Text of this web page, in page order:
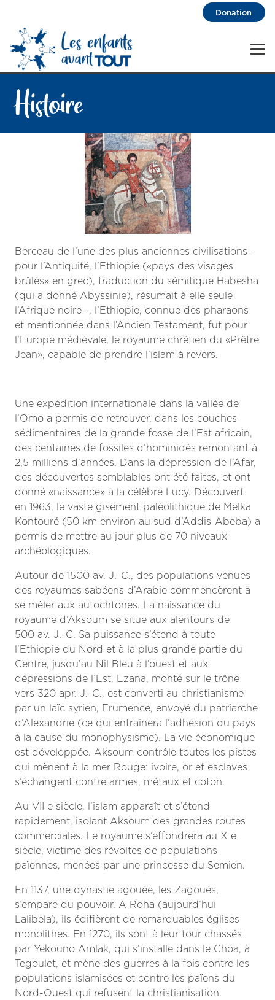
Donation
Histoire
Berceau de l’une des plus anciennes civilisations –
pour l’Antiquité, l’Ethiopie («pays des visages
brûlés» en grec), traduction du sémitique Habesha
(qui a donné Abyssinie), résumait à elle seule
l’Afrique noire -, l’Ethiopie, connue des pharaons
et mentionnée dans l’Ancien Testament, fut pour
l’Europe médiévale, le royaume chrétien du «Prêtre
Jean», capable de prendre l’islam à revers.
Une expédition internationale dans la vallée de
l’Omo a permis de retrouver, dans les couches
sédimentaires de la grande fosse de l’Est africain,
des centaines de fossiles d’hominidés remontant à
2,5 millions d’années. Dans la dépression de l’Afar,
des découvertes semblables ont été faites, et ont
donné «naissance» à la célèbre Lucy. Découvert
en 1963, le vaste gisement paléolithique de Melka
Kontouré (50 km environ au sud d’Addis-Abeba) a
permis de mettre au jour plus de 70 niveaux
archéologiques.
Autour de 1500 av. J.-C., des populations venues
des royaumes sabéens d’Arabie commencèrent à
se mêler aux autochtones. La naissance du
royaume d’Aksoum se situe aux alentours de
500 av. J.-C. Sa puissance s’étend à toute
l’Ethiopie du Nord et à la plus grande partie du
Centre, jusqu’au Nil Bleu à l’ouest et aux
dépressions de l’Est. Ezana, monté sur le trône
vers 320 apr. J.-C., est converti au christianisme
par un laïc syrien, Frumence, envoyé du patriarche
d’Alexandrie (ce qui entraînera l’adhésion du pays
à la cause du monophysisme). La vie économique
est développée. Aksoum contrôle toutes les pistes
qui mènent à la mer Rouge: ivoire, or et esclaves
s’échangent contre armes, métaux et coton.
Au VII e siècle, l’islam apparaît et s’étend
rapidement, isolant Aksoum des grandes routes
commerciales. Le royaume s’effondrera au X e
siècle, victime des révoltes de populations
païennes, menées par une princesse du Semien.
En 1137, une dynastie agouée, les Zagoués,
s’empare du pouvoir. A Roha (aujourd’hui
Lalibela), ils édifièrent de remarquables églises
monolithes. En 1270, ils sont à leur tour chassés
par Yekouno Amlak, qui s’installe dans le Choa, à
Tegoulet, et mène des guerres à la fois contre les
populations islamisées et contre les païens du
Nord-Ouest qui refusent la christianisation.